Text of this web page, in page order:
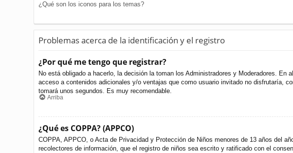
¿Qué son los iconos para los temas?
Problemas acerca de la identificación y el registro
¿Por qué me tengo que registrar?
No está obligado a hacerlo, la decisión la toman los Administradores y Moderadores.
acceso a contenidos adicionales y/o ventajas que como usuario invitado no disfrutaría,
tomará unos segundos. Es muy recomendable.
Arriba
¿Qué es COPPA? (APPCO)
COPPA, APPCO, o Acta de Privacidad y Protección de Niños menores de 13 años del
recolectores de información, que el registro de niños sea escrito y ratificado con el